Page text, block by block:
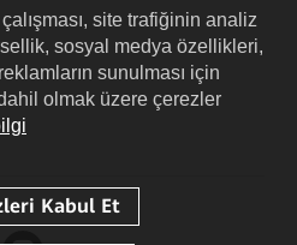
site trafiğinin analiz
sosyal medya özellikleri,
sunulması için
olmak üzere çerezler